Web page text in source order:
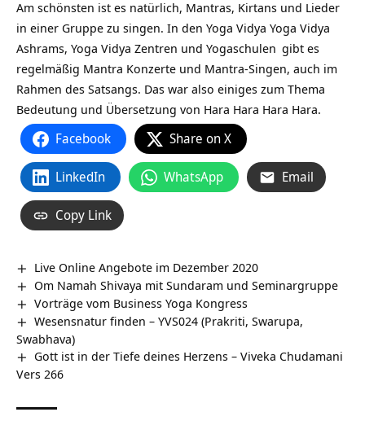
Am schönsten ist es natürlich, Mantras, Kirtans und Lieder
in einer Gruppe zu singen. In den Yoga Vidya Yoga Vidya
Ashrams, Yoga Vidya Zentren und Yogaschulen gibt es
regelmäßig Mantra Konzerte und Mantra-Singen, auch im
Rahmen des Satsangs. Das war also einiges zum Thema
Bedeutung und Übersetzung von Hara Hara Hara Hara.
Facebook Share on X
LinkedIn WhatsApp Email
Copy Link
Live Online Angebote im Dezember 2020
Om Namah Shivaya mit Sundaram und Seminargruppe
Vorträge vom Business Yoga Kongress
Wesensnatur finden – YVS024 (Prakriti, Swarupa,
Swabhava)
Gott ist in der Tiefe deines Herzens – Viveka Chudamani
Vers 266